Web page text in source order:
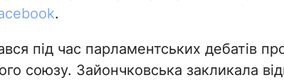
.
під час парламентських дебатів
союзу. Зайончковська закликала